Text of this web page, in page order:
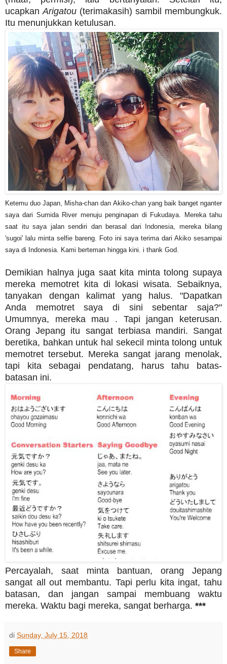
ucapkan Arigatou (terimakasih) sambil membungkuk.
Itu menunjukkan ketulusan.
Ketemu duo Japan, Misha-chan dan Akiko-chan yang baik banget nganter
saya dari Sumida River menuju penginapan di Fukudaya. Mereka tahu
saat itu saya jalan sendiri dan berasal dari Indonesia, mereka bilang
'sugoi' lalu minta selfie bareng. Foto ini saya terima dari Akiko sesampai
saya di Indonesia. Kami berteman hingga kini. i thank God.
Demikian halnya juga saat kita minta tolong supaya
mereka memotret kita di lokasi wisata. Sebaiknya,
tanyakan dengan kalimat yang halus. "Dapatkan
Anda memotret saya di sini sebentar saja?"
Umumnya, mereka mau . Tapi jangan keterusan.
Orang Jepang itu sangat terbiasa mandiri. Sangat
beretika, bahkan untuk hal sekecil minta tolong untuk
memotret tersebut. Mereka sangat jarang menolak,
tapi kita sebagai pendatang, harus tahu batas-
batasan ini.
Percayalah, saat minta bantuan, orang Jepang
sangat all out membantu. Tapi perlu kita ingat, tahu
batasan, dan jangan sampai membuang waktu
mereka. Waktu bagi mereka, sangat berharga. ***
di Sunday, July 15, 2018
Share